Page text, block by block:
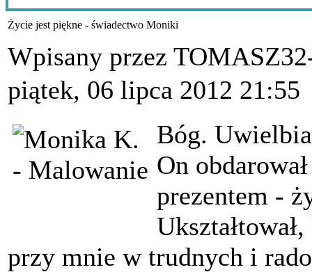
Życie jest piękne - świadectwo Moniki
Wpisany przez
piątek, 06 lipca 2012 21:55
Bóg.
On
prezentem -
przy mnie w trudnych i